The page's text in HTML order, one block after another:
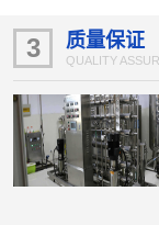
3 质量保证
QUALITY